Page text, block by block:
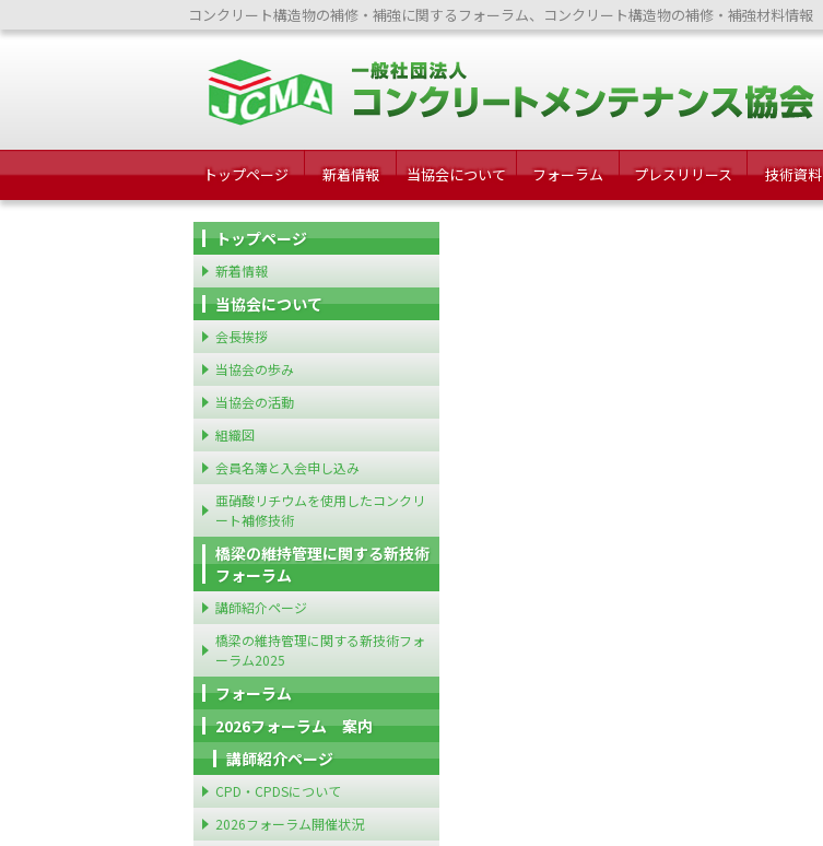
コンクリート構造物の補修・補強に関するフォーラム、コンクリート構造物の補修・補強材料情報
トップページ 新着情報 当協会について フォーラム プレスリリース 技術資料
トップページ
新着情報
当協会について
会長挨拶
当協会の歩み
当協会の活動
組織図
会員名簿と入会申し込み
亜硝酸リチウムを使用したコンクリ
ート補修技術
橋梁の維持管理に関する新技術
フォーラム
講師紹介ページ
橋梁の維持管理に関する新技術フォ
ーラム2025
フォーラム
2026フォーラム 案内
講師紹介ページ
CPD・CPDSについて
2026フォーラム開催状況